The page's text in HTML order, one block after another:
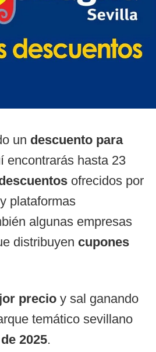
un descuento para
encontrarás hasta 23
ofrecidos por
plataformas
algunas empresas
distribuyen cupones
precio y sal ganando
temático sevillano
2025.